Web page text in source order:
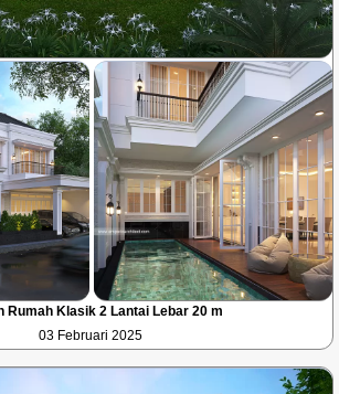
Rumah Klasik 2 Lantai Lebar 20 m
03 Februari 2025